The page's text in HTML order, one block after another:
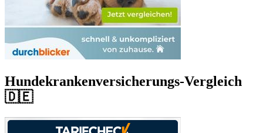
Hundekrankenversicherungs-Vergleich
🇩🇪